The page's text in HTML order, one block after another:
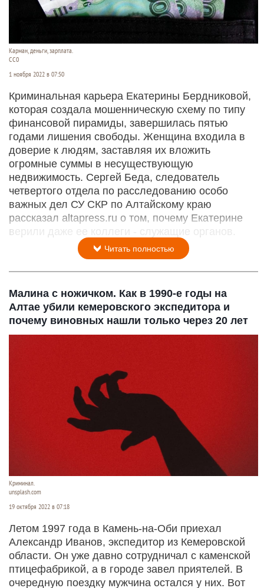
Карман, деньги, зарплата.
СС0
1 ноября 2022 в 07:50
Криминальная карьера Екатерины Бердниковой,
которая создала мошенническую схему по типу
финансовой пирамиды, завершилась пятью
годами лишения свободы. Женщина входила в
доверие к людям, заставляя их вложить
огромные суммы в несуществующую
недвижимость. Сергей Беда, следователь
четвертого отдела по расследованию особо
важных дел СУ СКР по Алтайскому краю
рассказал altapress.ru о том, почему Екатерине
верили даже ее коллеги - служащие органов.
Читать полностью
Малина с ножичком. Как в 1990-е годы на
Алтае убили кемеровского экспедитора и
почему виновных нашли только через 20 лет
Криминал.
unsplash.com
19 октября 2022 в 07:18
Летом 1997 года в Камень-на-Оби приехал
Александр Иванов, экспедитор из Кемеровской
области. Он уже давно сотрудничал с каменской
птицефабрикой, а в городе завел приятелей. В
очередную поездку мужчина остался у них. Вот